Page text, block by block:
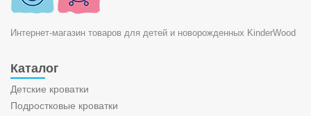
Интернет-магазин товаров для детей и новорожденных KinderWood
Каталог
Детские кроватки
Подростковые кроватки